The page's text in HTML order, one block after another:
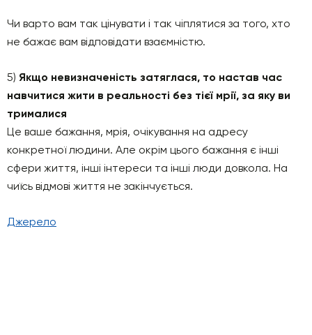
Чи варто вам так цінувати і так чіплятися за того, хто
не бажає вам відповідати взаємністю.
5) Якщо невизначеність затяглася, то настав час
навчитися жити в реальності без тієї мрії, за яку ви
трималися
Це ваше бажання, мрія, очікування на адресу
конкретної людини. Але окрім цього бажання є інші
сфери життя, інші інтереси та інші люди довкола. На
чиїсь відмові життя не закінчується.
Джерело